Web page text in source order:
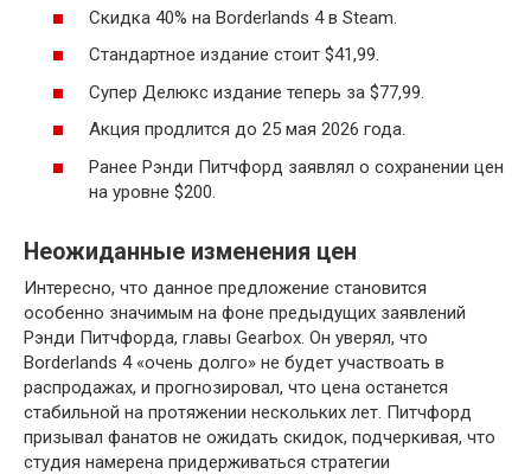
Скидка 40% на Borderlands 4 в Steam.
Стандартное издание стоит $41,99.
Супер Делюкс издание теперь за $77,99.
Акция продлится до 25 мая 2026 года.
Ранее Рэнди Питчфорд заявлял о сохранении цен
на уровне $200.
Неожиданные изменения цен
Интересно, что данное предложение становится
особенно значимым на фоне предыдущих заявлений
Рэнди Питчфорда, главы Gearbox. Он уверял, что
Borderlands 4 «очень долго» не будет участвоать в
распродажах, и прогнозировал, что цена останется
стабильной на протяжении нескольких лет. Питчфорд
призывал фанатов не ожидать скидок, подчеркивая, что
студия намерена придерживаться стратегии